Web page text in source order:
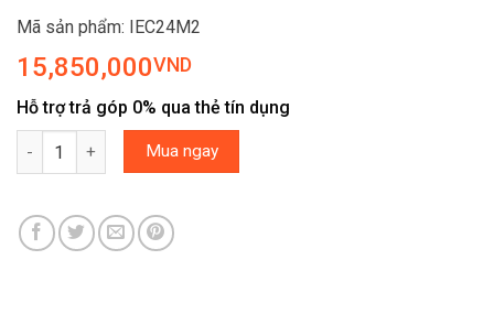
Mã sản phẩm: IEC24M2
15,850,000VND
Hỗ trợ trả góp 0% qua thẻ tín dụng
Máy lạnh LG Inverter 2.5 HP IEC24M2 số lượng
Mua ngay